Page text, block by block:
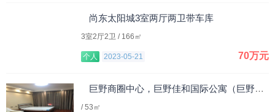
尚东太阳城3室两厅两卫带车库
3室2厅2卫 / 166㎡
个人 2023-05-21 70万元
巨野商圈中心，巨野佳和国际公寓（巨野佳和购物广场中心店上面）
/ 53㎡